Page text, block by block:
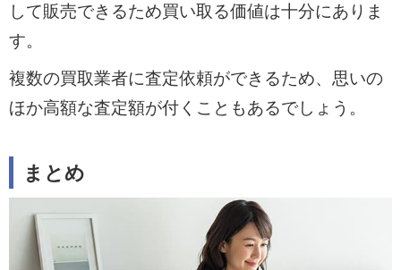
して販売できるため買い取る価値は十分にありま
す。
複数の買取業者に査定依頼ができるため、思いの
ほか高額な査定額が付くこともあるでしょう。
まとめ